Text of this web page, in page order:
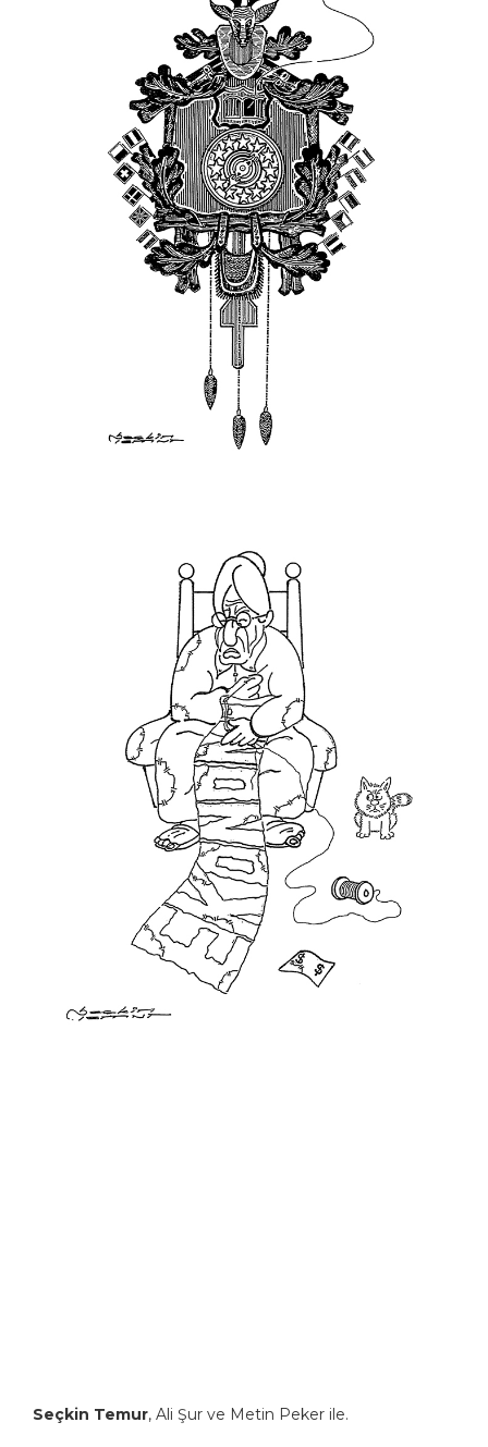
Seçkin Temur, Ali Şur ve Metin Peker ile.